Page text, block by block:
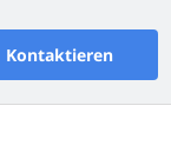
Kontaktieren